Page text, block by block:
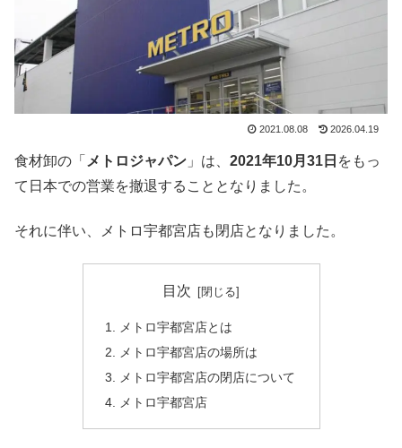
2021.08.08 2026.04.19
食材卸の「 メトロジャパン 」は、 2021年10月31日 をもっ
て日本での営業を撤退することとなりました。
それに伴い、メトロ宇都宮店も閉店となりました。
目次
メトロ宇都宮店とは
メトロ宇都宮店の場所は
メトロ宇都宮店の閉店について
メトロ宇都宮店